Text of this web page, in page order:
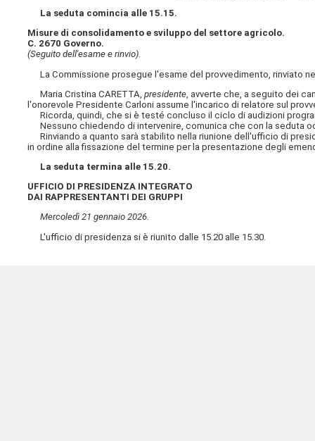
La seduta comincia alle 15.15.
Misure di consolidamento e sviluppo del settore agricolo.
C. 2670 Governo.
(Seguito dell'esame e rinvio).
La Commissione prosegue l'esame del provvedimento, rinviato
Maria Cristina CARETTA,presidente , avverte che, a seguito dei
l'onorevole Presidente Carloni assume l'incarico di relatore sul
Ricorda, quindi, che si è testé concluso il ciclo di audizioni
Nessuno chiedendo di intervenire, comunica che con la seduta
Rinviando a quanto sarà stabilito nella riunione dell'ufficio di
in ordine alla fissazione del termine per la presentazione degli
La seduta termina alle 15.20.
UFFICIO DI PRESIDENZA INTEGRATO
DAI RAPPRESENTANTI DEI GRUPPI
Mercoledì 21 gennaio 2026.
L'ufficio di presidenza si è riunito dalle 15.20 alle 15.30.